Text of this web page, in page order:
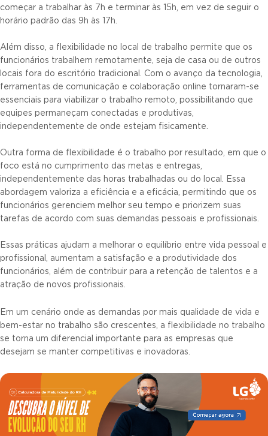
começar a trabalhar às 7h e terminar às 15h, em vez de seguir o
horário padrão das 9h às 17h.
Além disso, a flexibilidade no local de trabalho permite que os
funcionários trabalhem remotamente, seja de casa ou de outros
locais fora do escritório tradicional. Com o avanço da tecnologia,
ferramentas de comunicação e colaboração online tornaram-se
essenciais para viabilizar o trabalho remoto, possibilitando que
equipes permaneçam conectadas e produtivas,
independentemente de onde estejam fisicamente.
Outra forma de flexibilidade é o trabalho por resultado, em que o
foco está no cumprimento das metas e entregas,
independentemente das horas trabalhadas ou do local. Essa
abordagem valoriza a eficiência e a eficácia, permitindo que os
funcionários gerenciem melhor seu tempo e priorizem suas
tarefas de acordo com suas demandas pessoais e profissionais.
Essas práticas ajudam a melhorar o equilíbrio entre vida pessoal e
profissional, aumentam a satisfação e a produtividade dos
funcionários, além de contribuir para a retenção de talentos e a
atração de novos profissionais.
Em um cenário onde as demandas por mais qualidade de vida e
bem-estar no trabalho são crescentes, a flexibilidade no trabalho
se torna um diferencial importante para as empresas que
desejam se manter competitivas e inovadoras.